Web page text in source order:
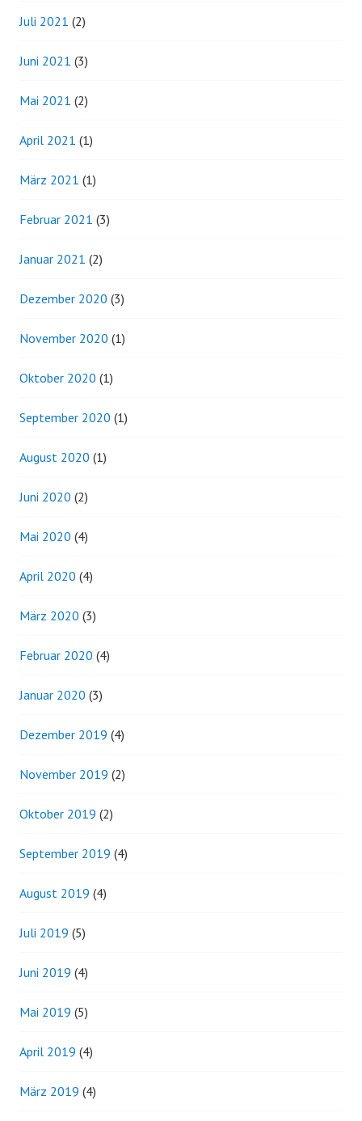
Juli 2021 (2)
Juni 2021 (3)
Mai 2021 (2)
April 2021 (1)
März 2021 (1)
Februar 2021 (3)
Januar 2021 (2)
Dezember 2020 (3)
November 2020 (1)
Oktober 2020 (1)
September 2020 (1)
August 2020 (1)
Juni 2020 (2)
Mai 2020 (4)
April 2020 (4)
März 2020 (3)
Februar 2020 (4)
Januar 2020 (3)
Dezember 2019 (4)
November 2019 (2)
Oktober 2019 (2)
September 2019 (4)
August 2019 (4)
Juli 2019 (5)
Juni 2019 (4)
Mai 2019 (5)
April 2019 (4)
März 2019 (4)